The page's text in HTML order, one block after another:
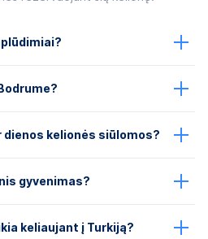
dienos kelionės siūlomos?
gyvenimas?
keliaujant į Turkiją?